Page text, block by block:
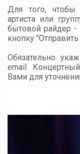
Для того, чтобы
артиста или
бытовой райдер -
кнопку "Отправить
Обязательно
email.
Вами для